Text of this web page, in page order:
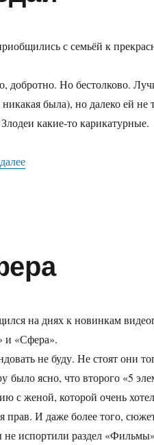
с семьёй к
добротно. Но бестолково.
была), но далеко ей
какие-то карикатурные.
«Последние джедаи»
на днях к новинкам
и «Сфера».
не буду. Не стоят они
было ясно, что второго «5
с женой, которой очень
прав. И даже более того,
не испортили раздел